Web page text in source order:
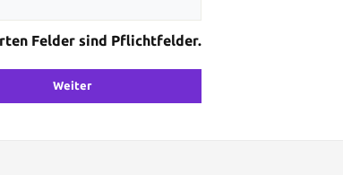
Felder sind Pflichtfelder.
Weiter